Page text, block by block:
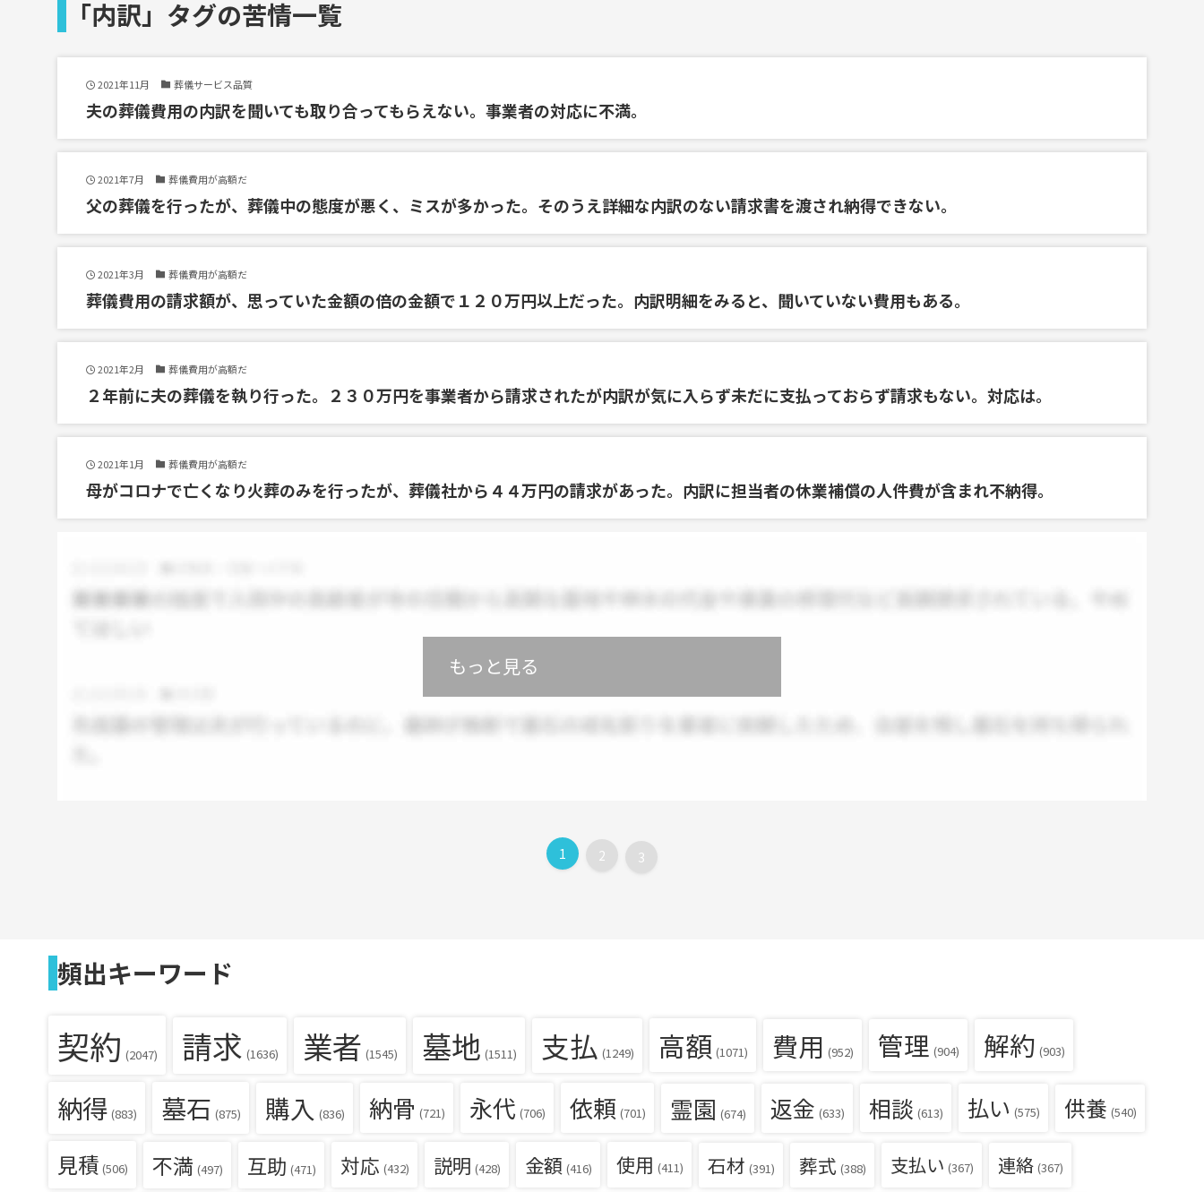
「内訳」タグの苦情一覧
2021年11月 葬儀サービス品質
夫の葬儀費用の内訳を聞いても取り合ってもらえない。事業者の対応に不満。
2021年7月 葬儀費用が高額だ
父の葬儀を行ったが、葬儀中の態度が悪く、ミスが多かった。そのうえ詳細な内訳のない請求書を渡され納得できない。
2021年3月 葬儀費用が高額だ
葬儀費用の請求額が、思っていた金額の倍の金額で１２０万円以上だった。内訳明細をみると、聞いていない費用もある。
2021年2月 葬儀費用が高額だ
２年前に夫の葬儀を執り行った。２３０万円を事業者から請求されたが内訳が気に入らず未だに支払っておらず請求もない。対応は。
2021年1月 葬儀費用が高額だ
母がコロナで亡くなり火葬のみを行ったが、葬儀社から４４万円の請求があった。内訳に担当者の休業補償の人件費が含まれ不納得。
もっと見る
1 2 3
頻出キーワード
契約 (2047) 請求 (1636) 業者 (1545) 墓地 (1511) 支払 (1249) 高額 (1071) 費用 (952) 管理 (904) 解約 (903)
納得 (883) 墓石 (875) 購入 (836) 納骨 (721) 永代 (706) 依頼 (701) 霊園 (674) 返金 (633) 相談 (613) 払い (575) 供養 (540)
見積 (506) 不満 (497) 互助 (471) 対応 (432) 説明 (428) 金額 (416) 使用 (411) 石材 (391) 葬式 (388) 支払い (367) 連絡 (367)